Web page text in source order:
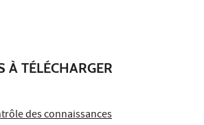
À TÉLÉCHARGER
des connaissances